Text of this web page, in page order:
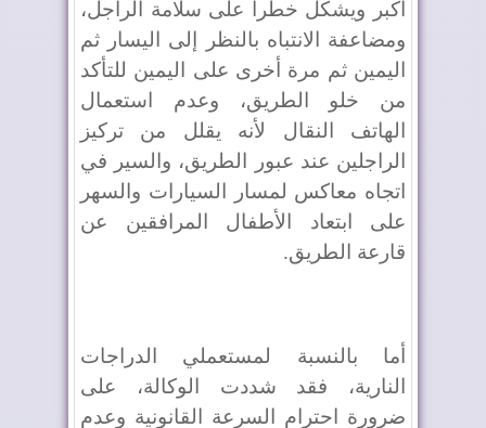
أكبر ويشكل خطرا على سلامة الراجل،
ومضاعفة الانتباه بالنظر إلى اليسار ثم
اليمين ثم مرة أخرى على اليمين للتأكد
من خلو الطريق، وعدم استعمال
الهاتف النقال لأنه يقلل من تركيز
الراجلين عند عبور الطريق، والسير في
اتجاه معاكس لمسار السيارات والسهر
على ابتعاد الأطفال المرافقين عن
قارعة الطريق.
أما بالنسبة لمستعملي الدراجات
النارية، فقد شددت الوكالة، على
ضرورة احترام السرعة القانونية وعدم